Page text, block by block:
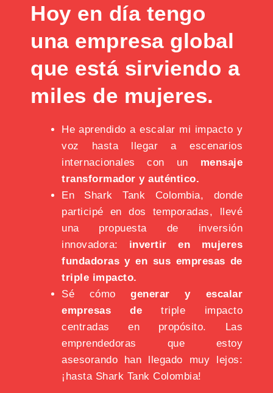
Hoy en día tengo
una empresa global
que está sirviendo a
miles de mujeres.
He aprendido a escalar mi impacto y
voz hasta llegar a escenarios
internacionales con un mensaje
transformador y auténtico.
En Shark Tank Colombia, donde
participé en dos temporadas, llevé
una propuesta de inversión
innovadora: invertir en mujeres
fundadoras y en sus empresas de
triple impacto.
Sé cómogenerar y escalar
empresas de triple impacto
centradas en propósito. Las
emprendedoras que estoy
asesorando han llegado muy lejos:
¡hasta Shark Tank Colombia!